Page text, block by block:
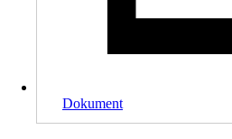
Dokument